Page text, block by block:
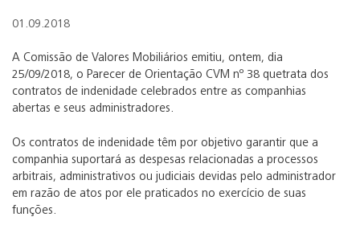
01.09.2018
A Comissão de Valores Mobiliários emitiu, ontem, dia
25/09/2018, o Parecer de Orientação CVM nº 38 quetrata dos
contratos de indenidade celebrados entre as companhias
abertas e seus administradores.
Os contratos de indenidade têm por objetivo garantir que a
companhia suportará as despesas relacionadas a processos
arbitrais, administrativos ou judiciais devidas pelo administrador
em razão de atos por ele praticados no exercício de suas
funções.